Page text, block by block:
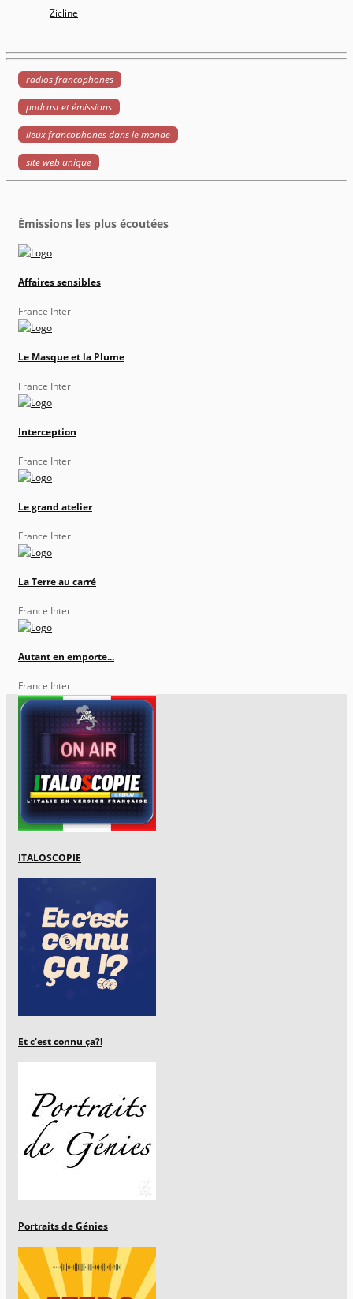
Zicline
radios francophones
podcast et émissions
lieux francophones dans le monde
site web unique
Émissions les plus écoutées
Affaires sensibles
France Inter
Le Masque et la Plume
France Inter
Interception
France Inter
Le grand atelier
France Inter
La Terre au carré
France Inter
Autant en emporte...
France Inter
ITALOSCOPIE
Et c'est connu ça?!
Portraits de Génies